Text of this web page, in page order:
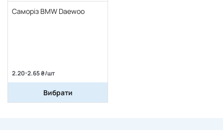
Саморіз BMW Daewoo
2.20-2.65 ₴/шт
Вибрати